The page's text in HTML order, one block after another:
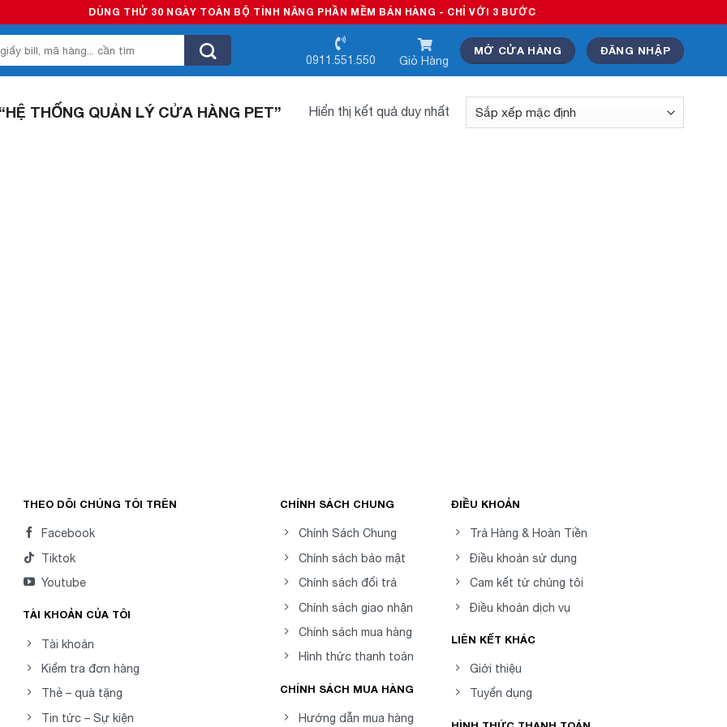
DÙNG THỬ 30 NGÀY TOÀN BỘ TÍNH NĂNG PHẦN MỀM BÁN HÀNG - CHỈ VỚI 3 BƯỚC
0911.551.550 Giỏ Hàng
MỞ CỬA HÀNG ĐĂNG NHẬP
THỐNG QUẢN LÝ CỬA HÀNG PET” Hiển thị kết quả duy nhất
THEO DÕI CHÚNG TÔI TRÊN
Facebook
Tiktok
Youtube
TÀI KHOẢN CỦA TÔI
Tài khoản
Kiểm tra đơn hàng
Thẻ – quà tặng
Tin tức – Sự kiện
CHÍNH SÁCH CHUNG
Chính Sách Chung
Chính sách bảo mật
Chính sách đổi trả
Chính sách giao nhận
Chính sách mua hàng
Hình thức thanh toán
CHÍNH SÁCH MUA HÀNG
Hướng dẫn mua hàng
ĐIỀU KHOẢN
Trả Hàng & Hoàn Tiền
Điều khoản sử dụng
Cam kết từ chúng tôi
Điều khoản dịch vụ
LIÊN KẾT KHÁC
Giới thiệu
Tuyển dụng